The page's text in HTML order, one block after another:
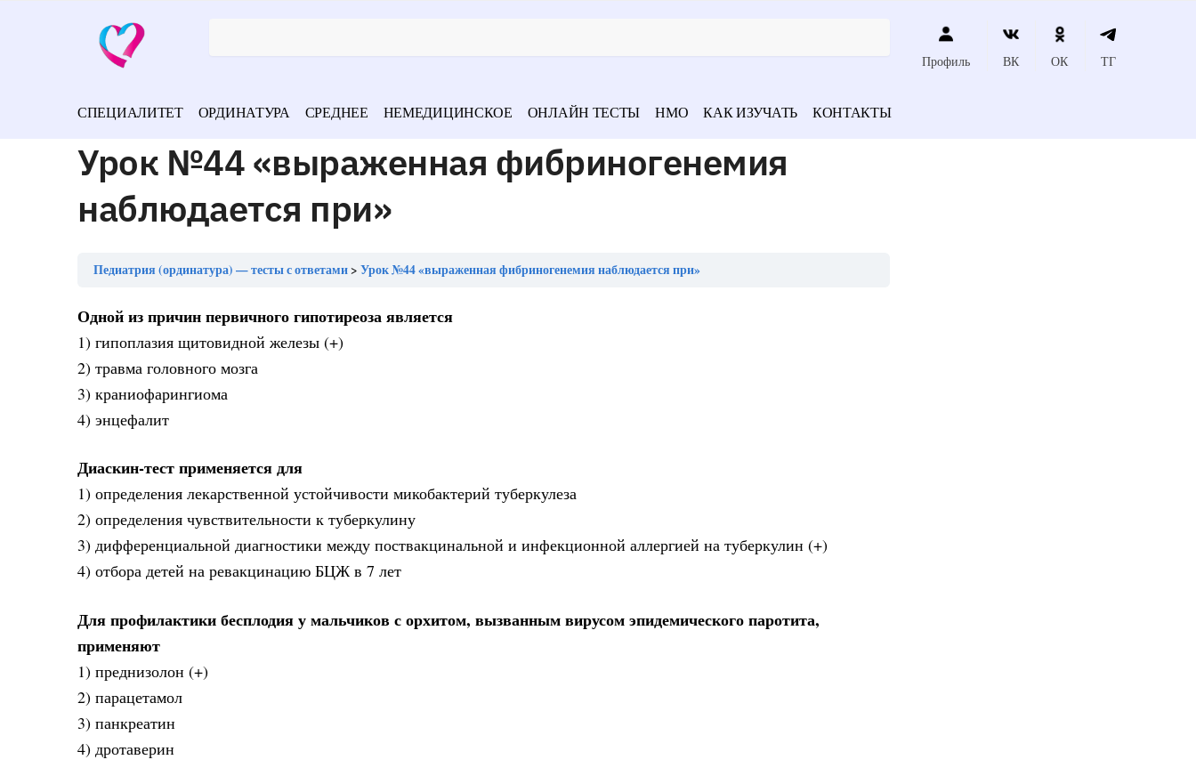
Профиль ВК ОК ТГ
СПЕЦИАЛИТЕТ ОРДИНАТУРА СРЕДНЕЕ НЕМЕДИЦИНСКОЕ ОНЛАЙН ТЕСТЫ НМО КАК ИЗУЧАТЬ КОНТАКТЫ
Урок №44 «выраженная фибриногенемия
наблюдается при»
Педиатрия (ординатура) — тесты с ответами Урок №44 «выраженная фибриногенемия наблюдается при»
Одной из причин первичного гипотиреоза является
1) гипоплазия щитовидной железы (+)
2) травма головного мозга
3) краниофарингиома
4) энцефалит
Диаскин-тест применяется для
1) определения лекарственной устойчивости микобактерий туберкулеза
2) определения чувствительности к туберкулину
3) дифференциальной диагностики между поствакцинальной и инфекционной аллергией на туберкулин (+)
4) отбора детей на ревакцинацию БЦЖ в 7 лет
Для профилактики бесплодия у мальчиков с орхитом, вызванным вирусом эпидемического паротита,
применяют
1) преднизолон (+)
2) парацетамол
3) панкреатин
4) дротаверин